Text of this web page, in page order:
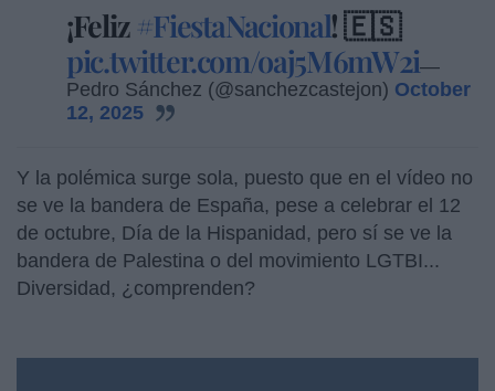
¡Feliz #FiestaNacional! 🇪🇸
pic.twitter.com/oaj5M6mW2i—
Pedro Sánchez (@sanchezcastejon) October
12, 2025
Y la polémica surge sola, puesto que en el vídeo no
se ve la bandera de España, pese a celebrar el 12
de octubre, Día de la Hispanidad, pero sí se ve la
bandera de Palestina o del movimiento LGTBI...
Diversidad, ¿comprenden?